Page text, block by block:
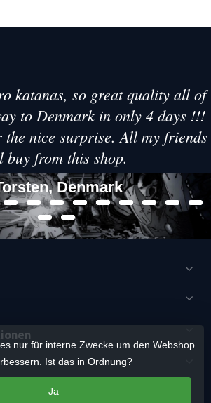
katanas, so great quality all of
to Denmark in only 4 days !!!
the nice surprise. All my friends
buy from this shop.
Denmark
nur für interne Zwecke um den Webshop
Ist das in Ordnung?
Ja